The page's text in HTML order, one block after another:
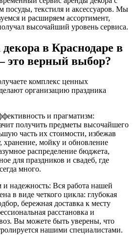
посуды, текстиля и аксессуаров. Мы
и расширяем ассортимент,
высочайший уровень сервиса.
в Краснодаре в
это верный выбор?
комплекс ценных
организацию праздника
и прагматизм:
получить предметы высочайшего
часть их стоимости, избежав
хранение, мойку и обновление
распределение бюджета,
для праздников и свадеб, где
много.
надежность: Вся работа нашей
в виде четкого цикла: глубокая
бережная доставка к месту
расстановка и
Вы можете быть уверены, что
нашими специалистами.